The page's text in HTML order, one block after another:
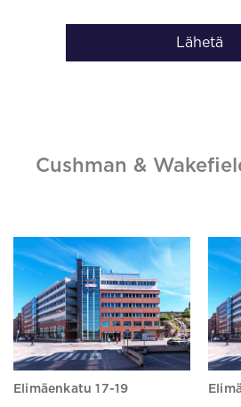
Lähetä
Cushman &
Elimäenkatu 17-19